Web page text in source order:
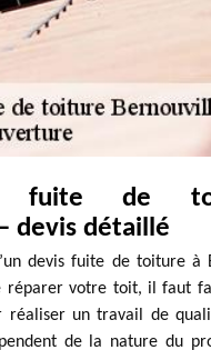
fuite de
devis détaillé
devis fuite de toiture à
réparer votre toit, il faut
réaliser un travail de
de la nature du